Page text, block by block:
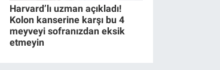
Harvard’lı uzman açıkladı!
Kolon kanserine karşı bu 4
meyveyi sofranızdan eksik
etmeyin